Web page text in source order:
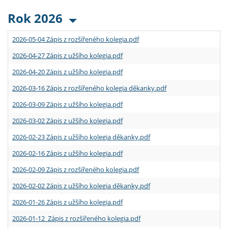
Rok 2026
2026-05-04 Zápis z rozšířeného kolegia.pdf
2026-04-27 Zápis z užšího kolegia.pdf
2026-04-20 Zápis z užšího kolegia.pdf
2026-03-16 Zápis z rozšířeného kolegia děkanky.pdf
2026-03-09 Zápis z užšího kolegia.pdf
2026-03-02 Zápis z užšího kolegia.pdf
2026-02-23 Zápis z užšího kolegia děkanky.pdf
2026-02-16 Zápis z užšího kolegia.pdf
2026-02-09 Zápis z rozšířeného kolegia.pdf
2026-02-02 Zápis z užšího kolegia děkanky.pdf
2026-01-26 Zápis z užšího kolegia.pdf
2026-01-12 Zápis z rozšířeného kolegia.pdf